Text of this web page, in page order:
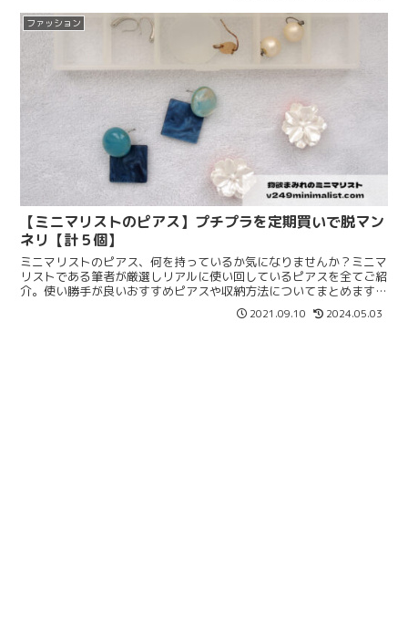
ファッション
【ミニマリストのピアス】プチプラを定期買いで脱マン
ネリ【計５個】
ミニマリストのピアス、何を持っているか気になりませんか？ミニマ
リストである筆者が厳選しリアルに使い回しているピアスを全てご紹
介。使い勝手が良いおすすめピアスや収納方法についてまとめます。
2021.09.10 2024.05.03